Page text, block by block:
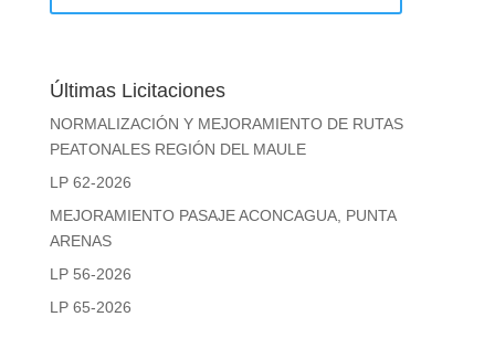
Últimas Licitaciones
NORMALIZACIÓN Y MEJORAMIENTO DE RUTAS
PEATONALES REGIÓN DEL MAULE
LP 62-2026
MEJORAMIENTO PASAJE ACONCAGUA, PUNTA
ARENAS
LP 56-2026
LP 65-2026